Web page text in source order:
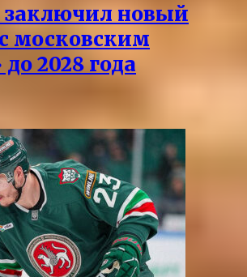
новый
московским
2028 года